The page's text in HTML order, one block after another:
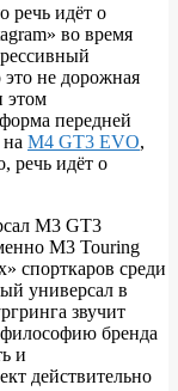
речь идёт о
во время
не дорожная
этом
передней
M4 GT3 EVO,
речь идёт о
M3 GT3
M3 Touring
спорткаров среди
универсал в
звучит
бренда
и
действительно